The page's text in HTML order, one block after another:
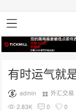
有时运气就
admin 外汇交易
2.83K
0 0